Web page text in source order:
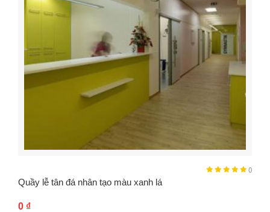
()
Quầy lễ tân đá nhân tạo màu xanh lá
0 ₫